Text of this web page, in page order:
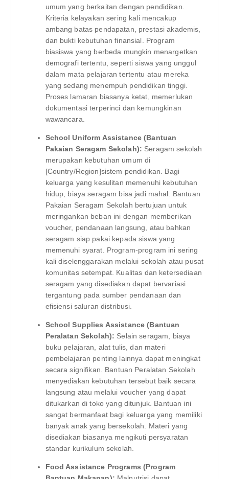
umum yang berkaitan dengan pendidikan.
Kriteria kelayakan sering kali mencakup
ambang batas pendapatan, prestasi akademis,
dan bukti kebutuhan finansial. Program
biasiswa yang berbeda mungkin menargetkan
demografi tertentu, seperti siswa yang unggul
dalam mata pelajaran tertentu atau mereka
yang sedang menempuh pendidikan tinggi.
Proses lamaran biasanya ketat, memerlukan
dokumentasi terperinci dan kemungkinan
wawancara.
School Uniform Assistance (Bantuan
Pakaian Seragam Sekolah): Seragam sekolah
merupakan kebutuhan umum di
[Country/Region]sistem pendidikan. Bagi
keluarga yang kesulitan memenuhi kebutuhan
hidup, biaya seragam bisa jadi mahal. Bantuan
Pakaian Seragam Sekolah bertujuan untuk
meringankan beban ini dengan memberikan
voucher, pendanaan langsung, atau bahkan
seragam siap pakai kepada siswa yang
memenuhi syarat. Program-program ini sering
kali diselenggarakan melalui sekolah atau pusat
komunitas setempat. Kualitas dan ketersediaan
seragam yang disediakan dapat bervariasi
tergantung pada sumber pendanaan dan
efisiensi saluran distribusi.
School Supplies Assistance (Bantuan
Peralatan Sekolah): Selain seragam, biaya
buku pelajaran, alat tulis, dan materi
pembelajaran penting lainnya dapat meningkat
secara signifikan. Bantuan Peralatan Sekolah
menyediakan kebutuhan tersebut baik secara
langsung atau melalui voucher yang dapat
ditukarkan di toko yang ditunjuk. Bantuan ini
sangat bermanfaat bagi keluarga yang memiliki
banyak anak yang bersekolah. Materi yang
disediakan biasanya mengikuti persyaratan
standar kurikulum sekolah.
Food Assistance Programs (Program